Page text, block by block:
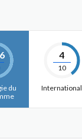
du
4
10
International